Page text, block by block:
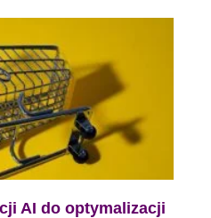
AI do optymalizacji